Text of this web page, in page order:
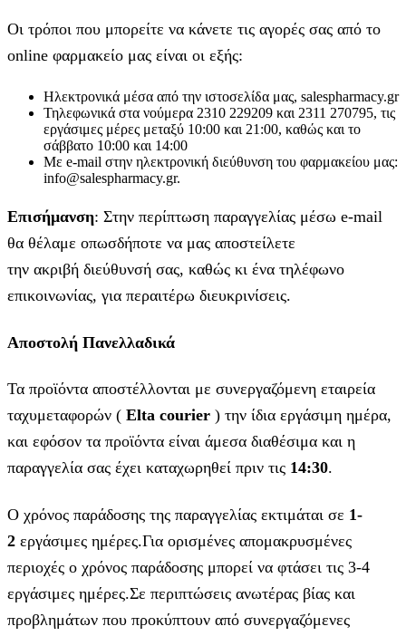
Οι τρόποι που μπορείτε να κάνετε τις αγορές σας από το
online φαρμακείο μας είναι οι εξής:
Ηλεκτρονικά μέσα από την ιστοσελίδα μας, salespharmacy.gr
Τηλεφωνικά στα νούμερα 2310 229209 και 2311 270795, τις
εργάσιμες μέρες μεταξύ 10:00 και 21:00, καθώς και το
σάββατο 10:00 και 14:00
Με e-mail στην ηλεκτρονική διεύθυνση του φαρμακείου μας:
info@salespharmacy.gr.
Επισήμανση: Στην περίπτωση παραγγελίας μέσω e-mail
θα θέλαμε οπωσδήποτε να μας αποστείλετε
την ακριβή διεύθυνσή σας, καθώς κι ένα τηλέφωνο
επικοινωνίας, για περαιτέρω διευκρινίσεις.
Αποστολή Πανελλαδικά
Τα προϊόντα αποστέλλονται με συνεργαζόμενη εταιρεία
ταχυμεταφορών ( Elta courier ) την ίδια εργάσιμη ημέρα,
και εφόσον τα προϊόντα είναι άμεσα διαθέσιμα και η
παραγγελία σας έχει καταχωρηθεί πριν τις 14:30.
Ο χρόνος παράδοσης της παραγγελίας εκτιμάται σε 1-
2 εργάσιμες ημέρες.Για ορισμένες απομακρυσμένες
περιοχές ο χρόνος παράδοσης μπορεί να φτάσει τις 3-4
εργάσιμες ημέρες.Σε περιπτώσεις ανωτέρας βίας και
προβλημάτων που προκύπτουν από συνεργαζόμενες